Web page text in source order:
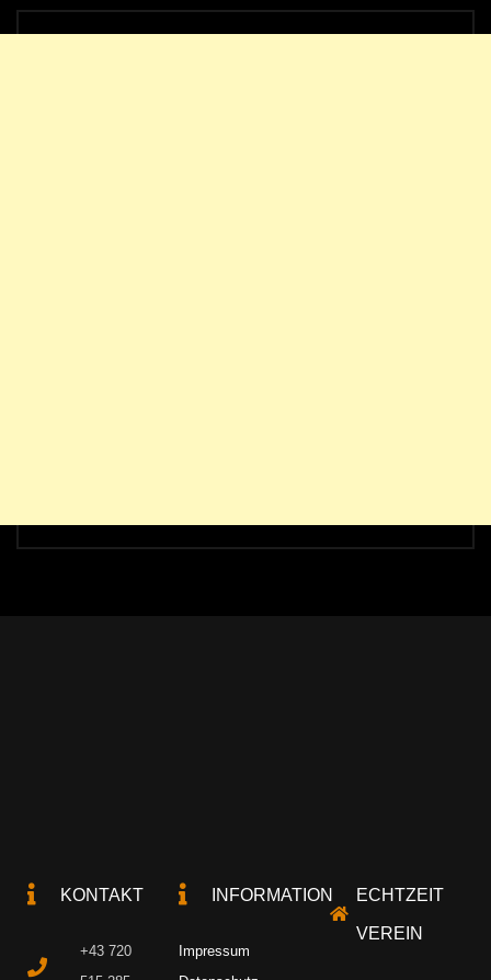
KONTAKT
+43 720
INFORMATION
Impressum
ECHTZEIT
VEREIN